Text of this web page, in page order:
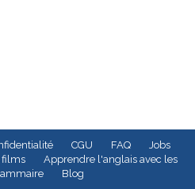
CGU FAQ
Jobs
films
Apprendre l'anglais avec les
Blog